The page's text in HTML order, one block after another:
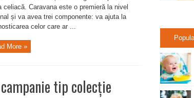
celiacă. Caravana este o premieră la nivel
și va avea trei componente: va ajuta la
celor care ar ...
More »
tip colecție